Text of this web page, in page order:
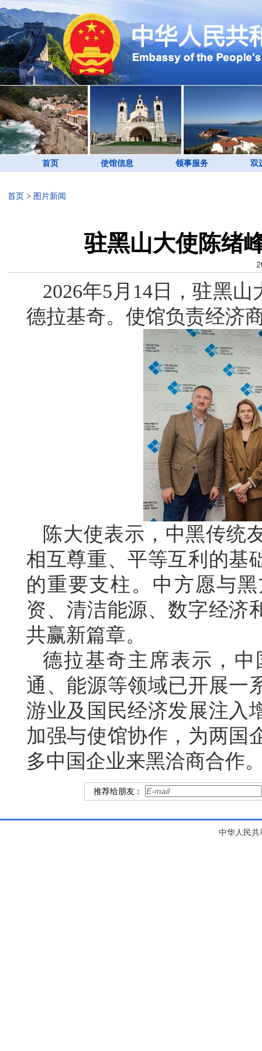
首页 使馆信息 领事服务 双
首页 > 图片新闻
驻黑山大使陈绪
2026年5月14日，驻黑
德拉基奇。使馆负责经济
陈大使表示，中黑传统
相互尊重、平等互利的基
的重要支柱。中方愿与
资、清洁能源、数字经济
共赢新篇章。
德拉基奇主席表示，
通、能源等领域已开展一
游业及国民经济发展注入
加强与使馆协作，为两国
多中国企业来黑洽商合作
推荐给朋友：
中华人民共